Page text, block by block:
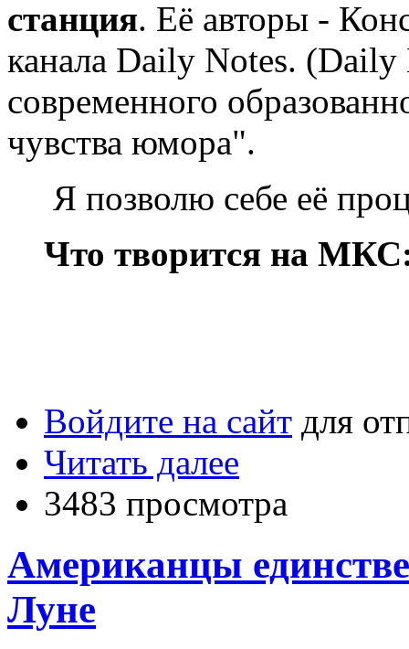
станция. Её авторы -
канала Daily Notes. (Daily
современного
чувства юмора".
Я позволю себе её
Что творится на
Войдите на сайт для
Читать далее
3483 просмотра
Американцы
Луне